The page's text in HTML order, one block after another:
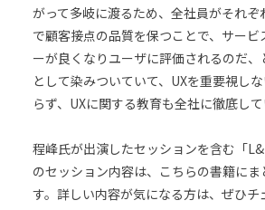
がって多岐に渡るため、全社員がそれぞ
で顧客接点の品質を保つことで、サービ
ーが良くなりユーザに評価されるのだ
として染みついていて、UXを重要視し
らず、UXに関する教育も全社に徹底して
程峰氏が出演したセッションを含む「
のセッション内容は、こちらの書籍にま
す。詳しい内容が気になる方は、ぜひチ